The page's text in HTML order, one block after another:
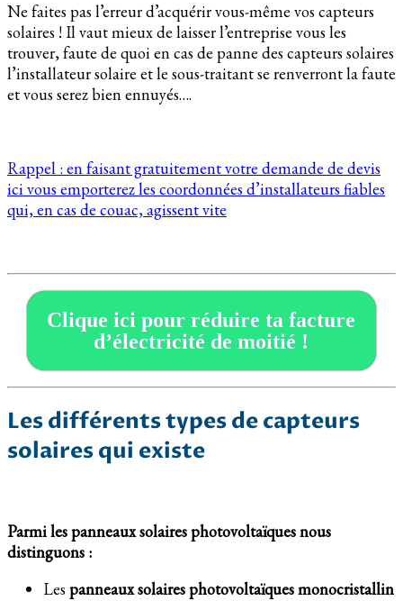
Ne faites pas l’erreur d’acquérir vous-même vos capteurs
solaires ! Il vaut mieux de laisser l’entreprise vous les
trouver, faute de quoi en cas de panne des capteurs solaires
l’installateur solaire et le sous-traitant se renverront la faute
et vous serez bien ennuyés….
Rappel : en faisant gratuitement votre demande de devis
ici vous emporterez les coordonnées d’installateurs fiables
qui, en cas de couac, agissent vite
Clique ici pour réduire ta facture
d’électricité de moitié !
Les différents types de capteurs
solaires qui existe
Parmi les panneaux solaires photovoltaïques nous
distinguons :
Les panneaux solaires photovoltaïques monocristallin